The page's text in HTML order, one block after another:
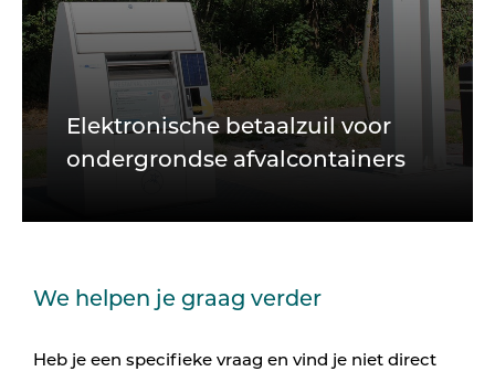
Elektronische betaalzuil voor
ondergrondse afvalcontainers
We helpen je graag verder
Heb je een specifieke vraag en vind je niet direct